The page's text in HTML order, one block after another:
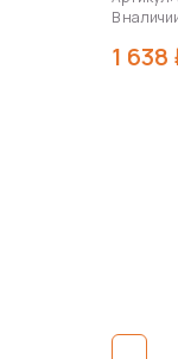
В
1 638